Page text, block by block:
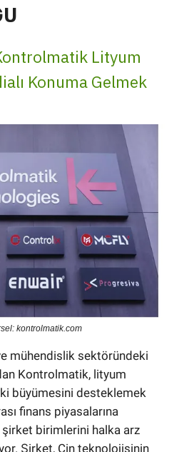
Lityum
Konuma Gelmek
kontrolmatik.com
mühendislik sektöründeki
Kontrolmatik, lityum
büyümesini desteklemek
finans piyasalarına
birimlerini halka arz
Şirket, Çin teknolojisinin